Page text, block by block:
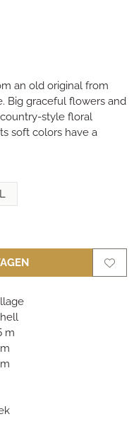
an old original from
Big graceful flowers and
style floral
soft colors have a
m